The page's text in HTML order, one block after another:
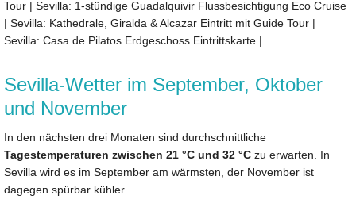
Tour | Sevilla: 1-stündige Guadalquivir Flussbesichtigung Eco Cruise
| Sevilla: Kathedrale, Giralda & Alcazar Eintritt mit Guide Tour |
Sevilla: Casa de Pilatos Erdgeschoss Eintrittskarte |
Sevilla-Wetter im September, Oktober
und November
In den nächsten drei Monaten sind durchschnittliche
Tagestemperaturen zwischen 21 °C und 32 °C zu erwarten. In
Sevilla wird es im September am wärmsten, der November ist
dagegen spürbar kühler.